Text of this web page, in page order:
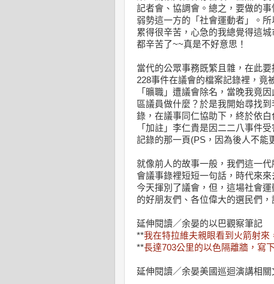
記者會、協調會。總之，要做的
弱勢這一方的「社會運動者」。
累得很辛苦，心急的我總覺得這
都辛苦了~~真是不好意思！
當代的公眾事務既繁且雜，在此
228事件在議會的檔案記錄裡，竟
「曠職」遭議會除名，當晚我竟
區議員做什麼？於是我開始尋找
錄，在議事同仁協助下，終於依
「加註」李仁貴是因二二八事件
記錄的那一頁(PS，因為後人不能
就像前人的故事一般，我們這一
會議事錄裡短短一句話，時代來
今天揮別了議會，但，這場社會
的好朋友們、各位偉大的選民們
延伸閱讀／余晏的以巴觀察筆記
**我在特拉維夫親眼看到火箭射來
**長達703公里的以色隔離牆，寫
延伸閱讀／余晏美國巡迴演講相關